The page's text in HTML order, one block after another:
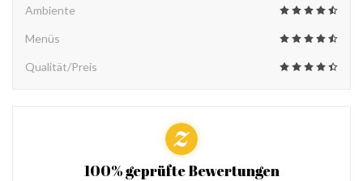
Ambiente
Menüs
Qualität/Preis
100% geprüfte Bewertungen